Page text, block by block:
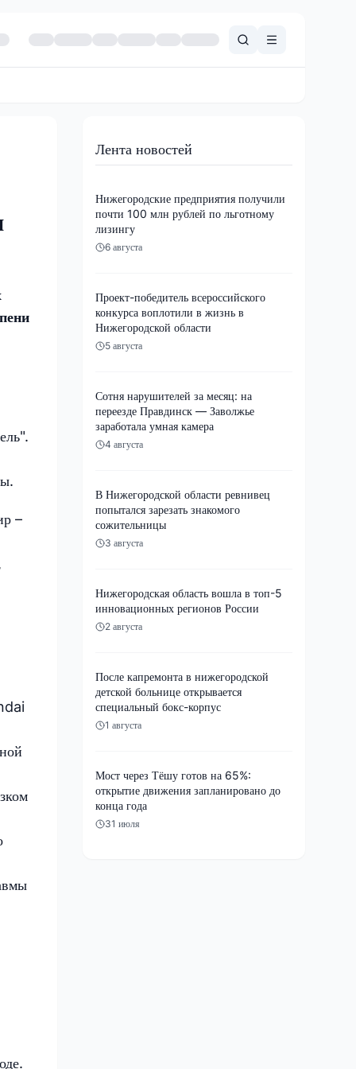
–
Лента новостей
Нижегородские предприятия получили
почти 100 млн рублей по льготному
лизингу
6 августа
Проект-победитель всероссийского
конкурса воплотили в жизнь в
Нижегородской области
5 августа
Сотня нарушителей за месяц: на
переезде Правдинск — Заволжье
заработала умная камера
4 августа
В Нижегородской области ревнивец
попытался зарезать знакомого
сожительницы
3 августа
Нижегородская область вошла в топ-5
инновационных регионов России
2 августа
После капремонта в нижегородской
детской больнице открывается
специальный бокс-корпус
1 августа
Мост через Тёшу готов на 65%:
открытие движения запланировано до
конца года
31 июля